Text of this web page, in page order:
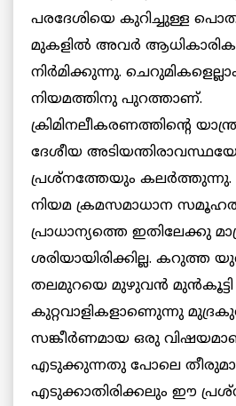
പരദേശിയെ കുറിച്ചുള്ള
മുകളില്‍ അവര്‍
നിര്‍മിക്കുന്നു.
നിയമത്തിനു പുറത്താണ്.
ക്രിമിനലീകരണത്തിന്റെ
ദേശീയ
പ്രശ്‌നത്തേയും
നിയമ ക്രമസമാധാന
പ്രാധാന്യത്തെ ഇതിലേക്കു
ശരിയായിരിക്കില്ല. കറുത്ത
തലമുറയെ മുഴുവന്‍ മുന്‍കൂട്ടി
കുറ്റവാളികളാണെുന്നു
സങ്കീര്‍ണമായ ഒരു
എടുക്കുന്നതു പോലെ
എടുക്കാതിരിക്കലും ഈ